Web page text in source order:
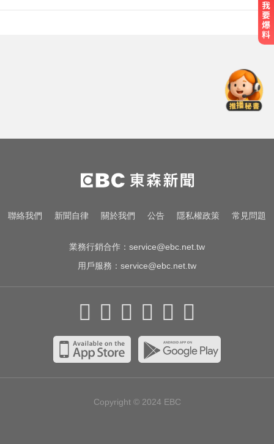
親密照瘋傳 他高調示愛
里約直升機墜毀 哥倫比亞一家3名
女性罹難
台南死亡車禍！轎車遭大貨車壓
聯絡我們 新聞自律 關於我們 公告 隱私權政策 常見問題
業務行銷合作： service@ebc.net.tw
用戶服務： service@ebc.net.tw
Copyright © 2024 EBC